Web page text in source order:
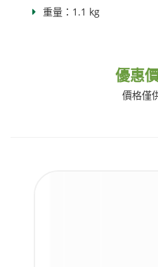
重量：1.1 kg
優惠
價格僅